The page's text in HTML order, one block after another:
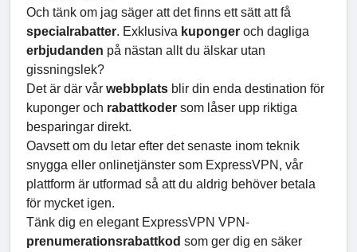
Och tänk om jag säger att det finns ett sätt att få
specialrabatter. Exklusiva kuponger och dagliga
erbjudanden på nästan allt du älskar utan
gissningslek?
Det är där vår webbplats blir din enda destination för
kuponger och rabattkoder som låser upp riktiga
besparingar direkt.
Oavsett om du letar efter det senaste inom teknik
snygga eller onlinetjänster som ExpressVPN, vår
plattform är utformad så att du aldrig behöver betala
för mycket igen.
Tänk dig en elegant ExpressVPN VPN-
prenumerationsrabattkod som ger dig en säker